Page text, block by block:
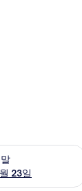
23일
확인, 8월 21